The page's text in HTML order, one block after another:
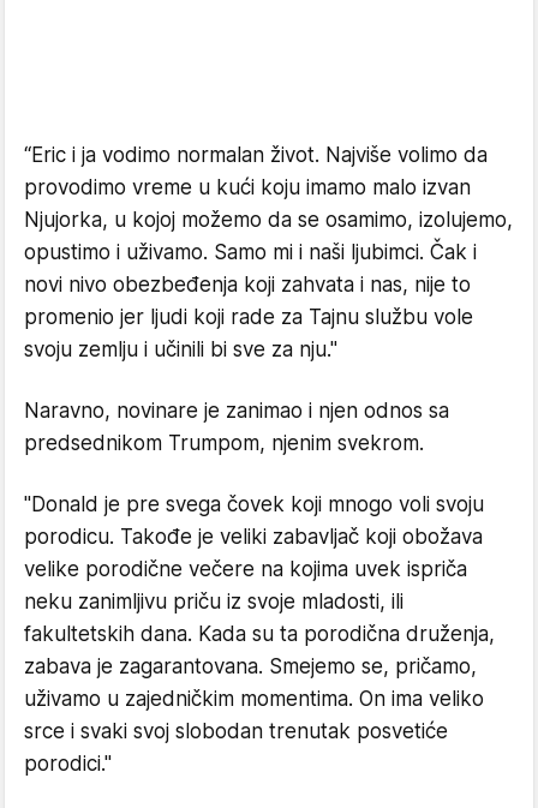
“Eric i ja vodimo normalan život. Najviše volimo da
provodimo vreme u kući koju imamo malo izvan
Njujorka, u kojoj možemo da se osamimo, izolujemo,
opustimo i uživamo. Samo mi i naši ljubimci. Čak i
novi nivo obezbeđenja koji zahvata i nas, nije to
promenio jer ljudi koji rade za Tajnu službu vole
svoju zemlju i učinili bi sve za nju."
Naravno, novinare je zanimao i njen odnos sa
predsednikom Trumpom, njenim svekrom.
"Donald je pre svega čovek koji mnogo voli svoju
porodicu. Takođe je veliki zabavljač koji obožava
velike porodične večere na kojima uvek ispriča
neku zanimljivu priču iz svoje mladosti, ili
fakultetskih dana. Kada su ta porodična druženja,
zabava je zagarantovana. Smejemo se, pričamo,
uživamo u zajedničkim momentima. On ima veliko
srce i svaki svoj slobodan trenutak posvetiće
porodici."